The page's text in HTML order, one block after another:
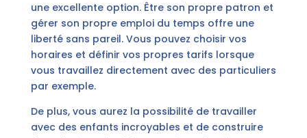
une excellente option. Être son propre patron et
gérer son propre emploi du temps offre une
liberté sans pareil. Vous pouvez choisir vos
horaires et définir vos propres tarifs lorsque
vous travaillez directement avec des particuliers
par exemple.
De plus, vous aurez la possibilité de travailler
avec des enfants incroyables et de construire